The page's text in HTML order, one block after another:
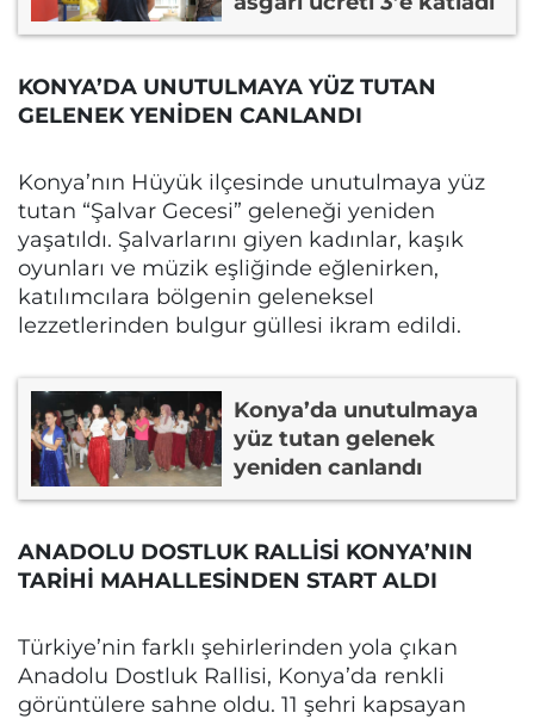
KONYA’DA UNUTULMAYA YÜZ TUTAN
GELENEK YENİDEN CANLANDI
Konya’nın Hüyük ilçesinde unutulmaya yüz
tutan “Şalvar Gecesi” geleneği yeniden
yaşatıldı. Şalvarlarını giyen kadınlar, kaşık
oyunları ve müzik eşliğinde eğlenirken,
katılımcılara bölgenin geleneksel
lezzetlerinden bulgur güllesi ikram edildi.
Konya’da unutulmaya
yüz tutan gelenek
yeniden canlandı
ANADOLU DOSTLUK RALLİSİ KONYA’NIN
TARİHİ MAHALLESİNDEN START ALDI
Türkiye’nin farklı şehirlerinden yola çıkan
Anadolu Dostluk Rallisi, Konya’da renkli
görüntülere sahne oldu. 11 şehri kapsayan